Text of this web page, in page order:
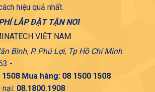
hiệu quả nhất.
LẮP ĐẶT TẬN NƠI
VIỆT NAM
Bình, P. Phú Lợi, Tp Hồ Chí Minh
-
1508Mua hàng: 08 1500 1508
nại: 08.1800.1908